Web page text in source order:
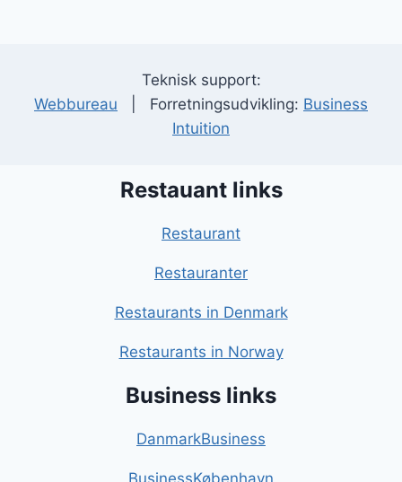
Teknisk support:
Webbureau | Forretningsudvikling: Business
Intuition
Restauant links
Restaurant
Restauranter
Restaurants in Denmark
Restaurants in Norway
Business links
DanmarkBusiness